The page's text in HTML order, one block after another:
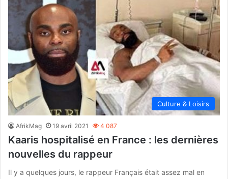
Culture & Loisirs
AfrikMag 19 avril 2021 4 087
Kaaris hospitalisé en France : les dernières
nouvelles du rappeur
Il y a quelques jours, le rappeur Français était assez mal en